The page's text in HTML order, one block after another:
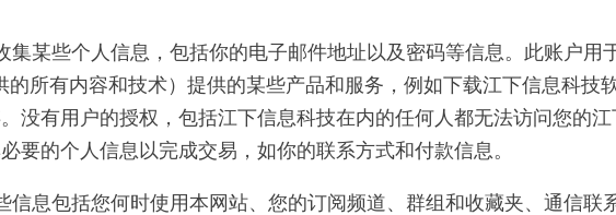
某些个人信息，包括你的电子邮件地址以及密码等信息。此账户用
所有内容和技术）提供的某些产品和服务，例如下载江下信息科技
没有用户的授权，包括江下信息科技在内的任何人都无法访问您的
要的个人信息以完成交易，如你的联系方式和付款信息。
息包括您何时使用本网站、您的订阅频道、群组和收藏夹、通信联